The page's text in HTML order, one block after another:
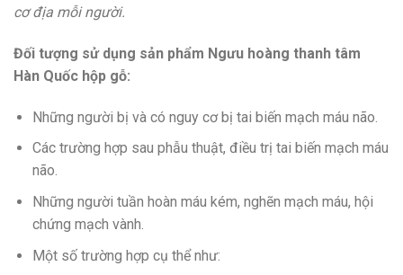
cơ địa mỗi người.
Đối tượng sử dụng sản phẩm Ngưu hoàng thanh tâm
Hàn Quốc hộp gỗ:
Những người bị và có nguy cơ bị tai biến mạch máu não.
Các trường hợp sau phẫu thuật, điều trị tai biến mạch máu
não.
Những người tuần hoàn máu kém, nghẽn mạch máu, hội
chứng mạch vành.
Một số trường hợp cụ thể như: